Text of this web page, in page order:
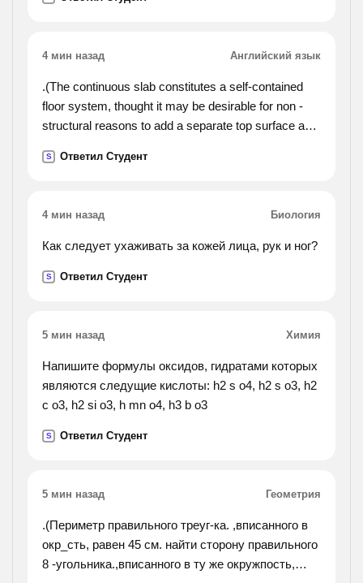
требуется на 5 часов больше, чем второму.
4 мин назад Английский язык
.(The continuous slab constitutes a self-contained
floor system, thought it may be desirable for non -
structural reasons to add a separate top surface and
reinforced-concrete slab, the nearest equivalents
provided by a more or less solid fill above a
brick or concrete vault. the first of these involved a
expenditure of effort, so it usually gave way to a
inherently strong, and fireproof, and continued to be
use for these reasons until supplanted by the
reinforced-concrete slab. but it had the drawbacks of
greater
weights plus the generation of outward thrusts, so
S Ответил Студент
4 мин назад Биология
Как следует ухаживать за кожей лица, рук и ног?
S Ответил Студент
5 мин назад Химия
Напишите формулы оксидов, гидратами которых
являются следущие кислоты: h2 s o4, h2 s o3, h2
c o3, h2 si o3, h mn o4, h3 b o3
S Ответил Студент
5 мин назад Геометрия
.(Периметр правильного треуг-ка. ,вписанного в
окр_сть, равен 45 см. найти сторону правильного
8 -угольника.,вписанного в ту же окружпость,